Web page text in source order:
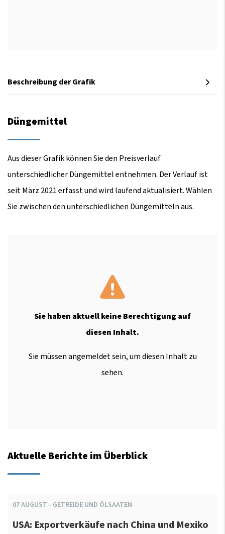
Beschreibung der Grafik
Düngemittel
Aus dieser Grafik können Sie den Preisverlauf
unterschiedlicher Düngemittel entnehmen. Der Verlauf ist
seit März 2021 erfasst und wird laufend aktualisiert. Wählen
Sie zwischen den unterschiedlichen Düngemitteln aus.
Sie haben aktuell keine Berechtigung auf
diesen Inhalt.
Sie müssen angemeldet sein, um diesen Inhalt zu
sehen.
Aktuelle Berichte im Überblick
07AUGUST - GETREIDE UND ÖLSAATEN
USA: Exportverkäufe nach China und Mexiko